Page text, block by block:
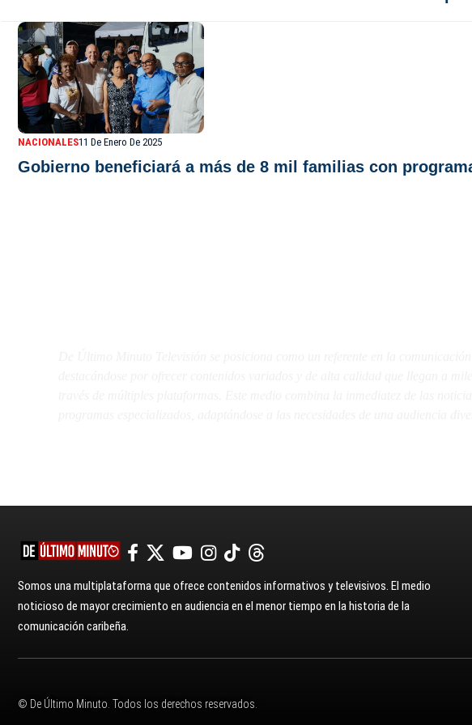
NACIONALES11 De Enero De 2025
Gobierno beneficiará a más de 8 mil familias con
Somos una multiplataforma que ofrece contenidos informativos y televisivos. El medio
noticioso de mayor crecimiento en audiencia en el menor tiempo en la historia de la
comunicación caribeña.
© De Último Minuto. Todos los derechos reservados.